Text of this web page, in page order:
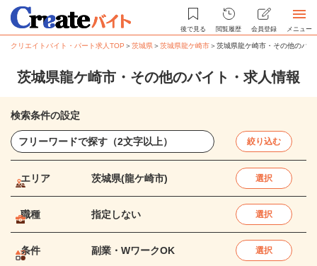
後で見る 閲覧履歴 会員登録 メニュー
クリエイトバイト・パート求人TOP ＞茨城県＞茨城県龍ケ崎市＞茨城県龍ケ崎市・その他のバ
茨城県龍ケ崎市・その他のバイト・求人情報
検索条件の設定
絞り込む
エリア 茨城県(龍ケ崎市) 選択
職種 指定しない 選択
条件 副業・WワークOK 選択